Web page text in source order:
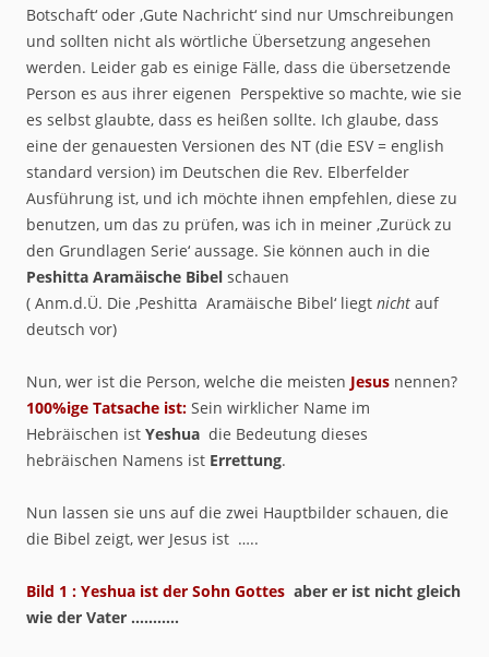
Botschaft‘ oder ‚Gute Nachricht‘ sind nur Umschreibungen
und sollten nicht als wörtliche Übersetzung angesehen
werden. Leider gab es einige Fälle, dass die übersetzende
Person es aus ihrer eigenen Perspektive so machte, wie sie
es selbst glaubte, dass es heißen sollte. Ich glaube, dass
eine der genauesten Versionen des NT (die ESV = english
standard version) im Deutschen die Rev. Elberfelder
Ausführung ist, und ich möchte ihnen empfehlen, diese zu
benutzen, um das zu prüfen, was ich in meiner ‚Zurück zu
den Grundlagen Serie‘ aussage. Sie können auch in die
Peshitta Aramäische Bibel schauen
( Anm.d.Ü. Die ‚Peshitta Aramäische Bibel‘ liegt nicht auf
deutsch vor)
Nun, wer ist die Person, welche die meisten Jesus nennen?
100%ige Tatsache ist: Sein wirklicher Name im
Hebräischen ist Yeshua die Bedeutung dieses
hebräischen Namens ist Errettung.
Nun lassen sie uns auf die zwei Hauptbilder schauen, die
die Bibel zeigt, wer Jesus ist …..
Bild 1 : Yeshua ist der Sohn Gottes aber er ist nicht gleich
wie der Vater ………..